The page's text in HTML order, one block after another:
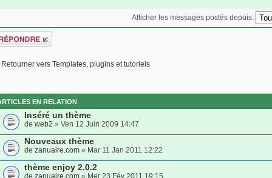
Afficher les messages postés depuis:
Retourner vers Templates, plugins et tutoriels
EN RELATION
Inséré un thème
de web2 » Ven 12 Juin 2009 14:47
Nouveaux thème
de zanuaire.com » Mar 11 Jan 2011 12:22
thème enjoy 2.0.2